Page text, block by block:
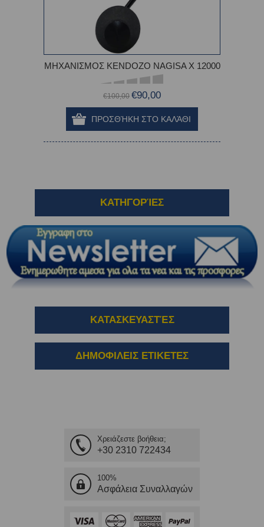
ΜΗΧΑΝΙΣΜΟΣ KENDOZO NAGISA X 12000
€100,00 €90,00
ΚΑΤΗΓΟΡΊΕΣ
ΚΑΤΑΣΚΕΥΑΣΤΈΣ
ΔΗΜΟΦΙΛΕΙΣ ΕΤΙΚΕΤΕΣ
Χρειάζεστε βοήθεια;
+30 2310 722434
100%
Ασφάλεια Συναλλαγών